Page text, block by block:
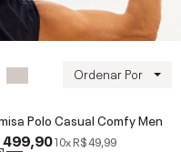
Ordenar Por
Polo Casual Comfy Men
499,9010xR$ 49,99